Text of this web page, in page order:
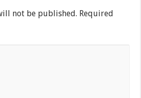
not be published. Required